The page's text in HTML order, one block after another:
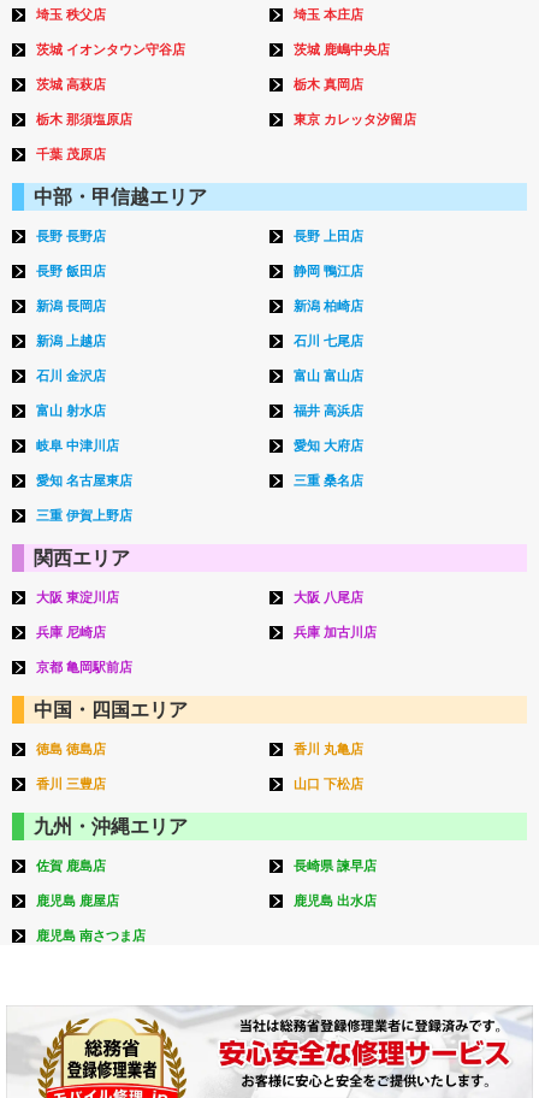
埼玉 秩父店 埼玉 本庄店
茨城 イオンタウン守谷店 茨城 鹿嶋中央店
茨城 高萩店 栃木 真岡店
栃木 那須塩原店 東京 カレッタ汐留店
千葉 茂原店
中部・甲信越エリア
長野 長野店 長野 上田店
長野 飯田店 静岡 鴨江店
新潟 長岡店 新潟 柏崎店
新潟 上越店 石川 七尾店
石川 金沢店 富山 富山店
富山 射水店 福井 高浜店
岐阜 中津川店 愛知 大府店
愛知 名古屋東店 三重 桑名店
三重 伊賀上野店
関西エリア
大阪 東淀川店 大阪 八尾店
兵庫 尼崎店 兵庫 加古川店
京都 亀岡駅前店
中国・四国エリア
徳島 徳島店 香川 丸亀店
香川 三豊店 山口 下松店
九州・沖縄エリア
佐賀 鹿島店 長崎県 諫早店
鹿児島 鹿屋店 鹿児島 出水店
鹿児島 南さつま店